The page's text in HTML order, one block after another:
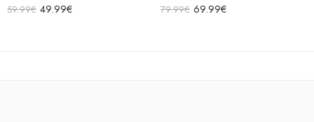
59.99€ 49.99€ 79.99€ 69.99€